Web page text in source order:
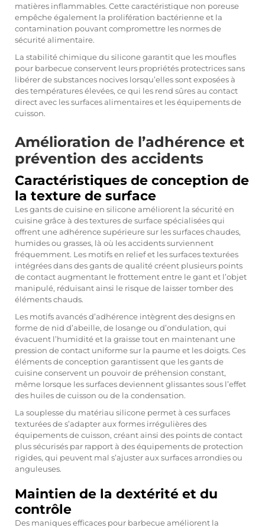
matières inflammables. Cette caractéristique non poreuse
empêche également la prolifération bactérienne et la
contamination pouvant compromettre les normes de
sécurité alimentaire.
La stabilité chimique du silicone garantit que les moufles
pour barbecue conservent leurs propriétés protectrices sans
libérer de substances nocives lorsqu’elles sont exposées à
des températures élevées, ce qui les rend sûres au contact
direct avec les surfaces alimentaires et les équipements de
cuisson.
Amélioration de l’adhérence et
prévention des accidents
Caractéristiques de conception de
la texture de surface
Les gants de cuisine en silicone améliorent la sécurité en
cuisine grâce à des textures de surface spécialisées qui
offrent une adhérence supérieure sur les surfaces chaudes,
humides ou grasses, là où les accidents surviennent
fréquemment. Les motifs en relief et les surfaces texturées
intégrées dans des gants de qualité créent plusieurs points
de contact augmentant le frottement entre le gant et l’objet
manipulé, réduisant ainsi le risque de laisser tomber des
éléments chauds.
Les motifs avancés d’adhérence intègrent des designs en
forme de nid d’abeille, de losange ou d’ondulation, qui
évacuent l’humidité et la graisse tout en maintenant une
pression de contact uniforme sur la paume et les doigts. Ces
éléments de conception garantissent que les gants de
cuisine conservent un pouvoir de préhension constant,
même lorsque les surfaces deviennent glissantes sous l’effet
des huiles de cuisson ou de la condensation.
La souplesse du matériau silicone permet à ces surfaces
texturées de s’adapter aux formes irrégulières des
équipements de cuisson, créant ainsi des points de contact
plus sécurisés par rapport à des équipements de protection
rigides, qui peuvent mal s’ajuster aux surfaces arrondies ou
anguleuses.
Maintien de la dextérité et du
contrôle
Des maniques efficaces pour barbecue améliorent la